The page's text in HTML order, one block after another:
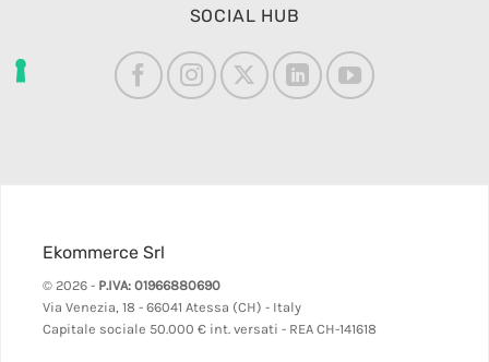
SOCIAL HUB
Ekommerce Srl
© 2026 - P.IVA: 01966880690
Via Venezia, 18 - 66041 Atessa (CH) - Italy
Capitale sociale 50.000 € int. versati - REA CH-141618